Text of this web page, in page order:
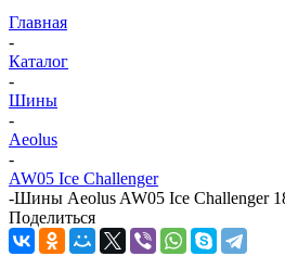
Главная
-
Каталог
-
Шины
-
Aeolus
-
AW05 Ice Challenger
-Шины Aeolus AW05 Ice Challenger
Поделиться